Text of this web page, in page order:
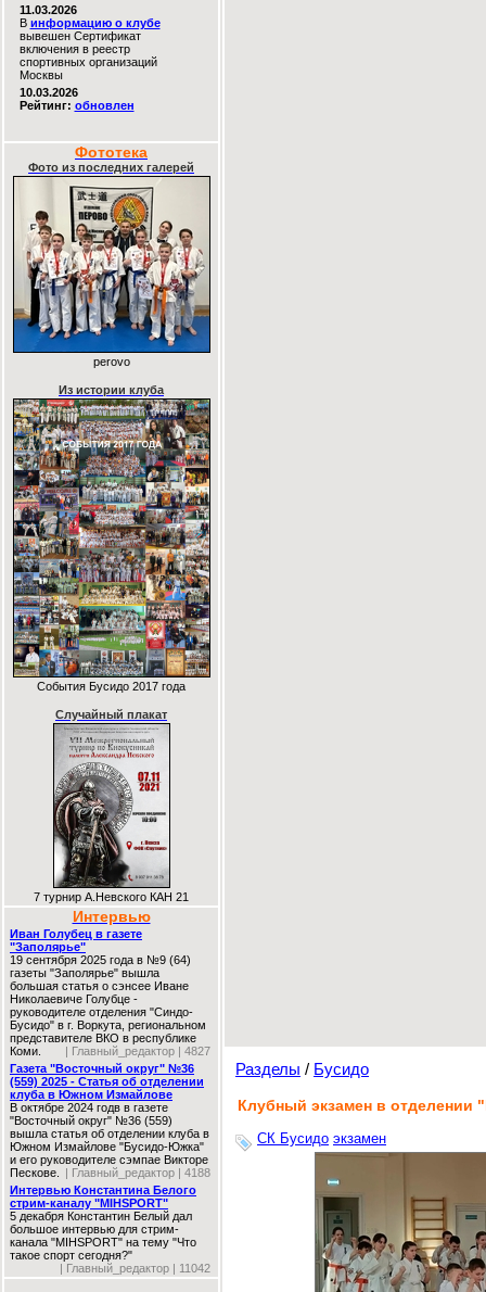
11.03.2026
В информацию о клубе
вывешен Сертификат
включения в реестр
спортивных организаций
Москвы
10.03.2026
Рейтинг: обновлен
Фототека
Фото из последних галерей
perovo
Из истории клуба
События Бусидо 2017 года
Случайный плакат
7 турнир А.Невского КАН 21
Интервью
Иван Голубец в газете
"Заполярье"
19 сентября 2025 года в №9 (64)
газеты "Заполярье" вышла
большая статья о сэнсее Иване
Николаевиче Голубце -
руководителе отделения "Синдо-
Бусидо" в г. Воркута, региональном
представителе ВКО в республике
Коми.
| Главный_редактор | 4827
Газета "Восточный округ" №36
(559) 2025 - Статья об отделении
клуба в Южном Измайлове
В октябре 2024 годв в газете
"Восточный округ" №36 (559)
вышла статья об отделении клуба в
Южном Измайлове "Бусидо-Южка"
и его руководителе сэмпае Викторе
Пескове.
| Главный_редактор | 4188
Интервью Константина Белого
стрим-каналу "MIHSPORT"
5 декабря Константин Белый дал
большое интервью для стрим-
канала "MIHSPORT" на тему "Что
такое спорт сегодня?"
| Главный_редактор | 11042
Разделы / Бусидо
Клубный экзамен в
СК Бусидо экзамен